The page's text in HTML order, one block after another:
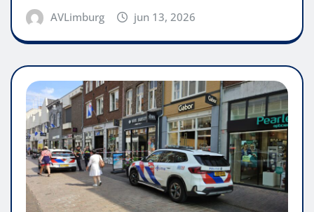
AVLimburg jun 13, 2026